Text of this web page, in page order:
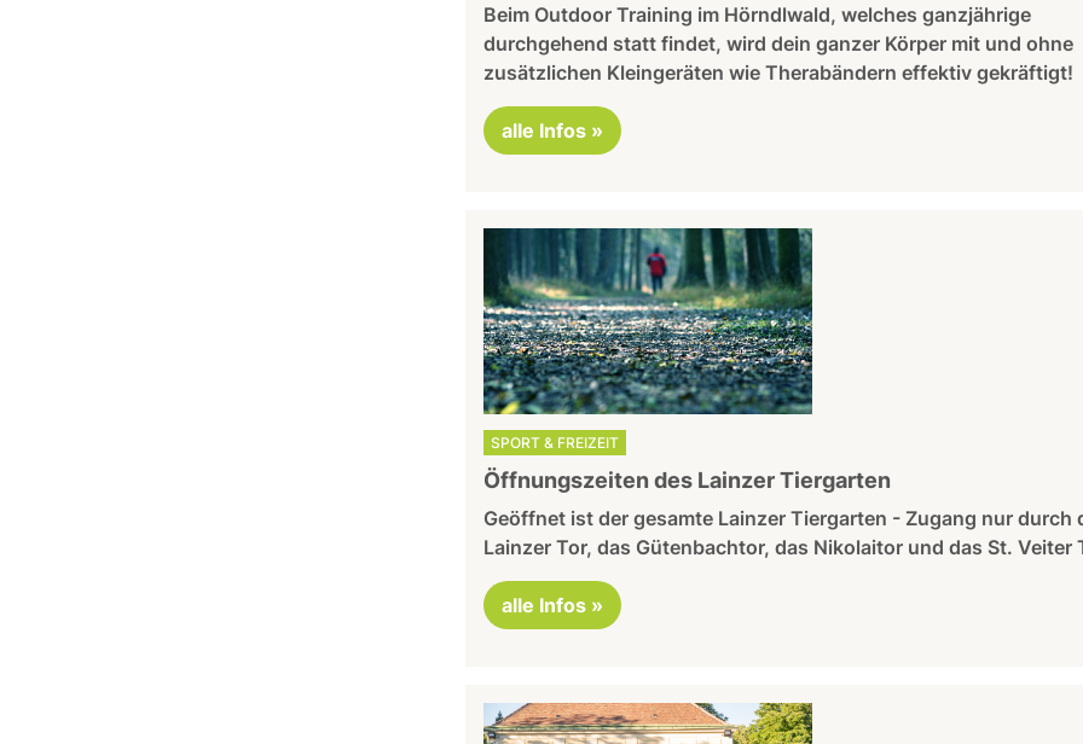
Beim Outdoor Training im Hörndlwald, welches ganzjährige
durchgehend statt findet, wird dein ganzer Körper mit und ohne
zusätzlichen Kleingeräten wie Therabändern effektiv gekräftigt!
alle Infos »
SPORT & FREIZEIT
Öffnungszeiten des Lainzer Tiergarten
Geöffnet ist der gesamte Lainzer Tiergarten - Zugang nur durch
Lainzer Tor, das Gütenbachtor, das Nikolaitor und das St. Veiter
alle Infos »